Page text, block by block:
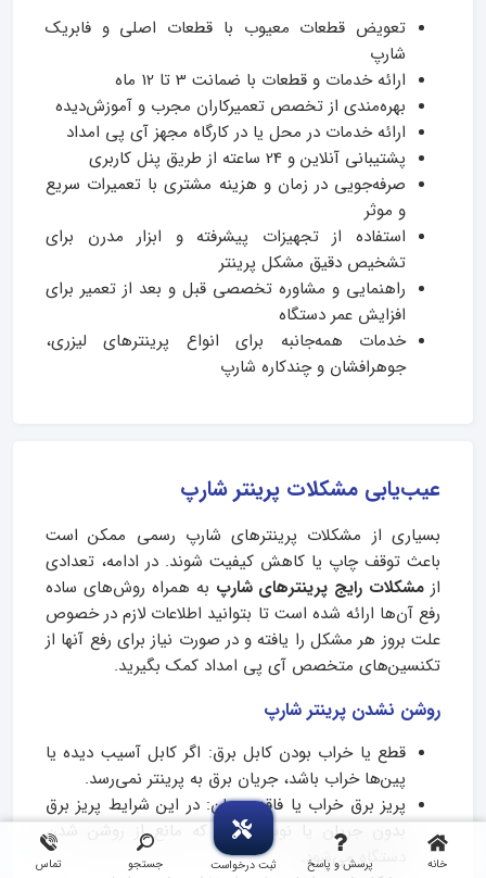
خانه پرسش و پاسخ ثبت درخواست جستجو تماس
تعویض قطعات معیوب با قطعات اصلی و فابریک
شارپ
ارائه خدمات و قطعات با ضمانت 3 تا 12 ماه
بهره‌مندی از تخصص تعمیرکاران مجرب و آموزش‌دیده
ارائه خدمات در محل یا در کارگاه مجهز آی‌ پی امداد
پشتیبانی آنلاین و 24 ساعته از طریق پنل کاربری
صرفه‌جویی در زمان و هزینه مشتری با تعمیرات سریع
و موثر
استفاده از تجهیزات پیشرفته و ابزار مدرن برای
تشخیص دقیق مشکل پرینتر
راهنمایی و مشاوره تخصصی قبل و بعد از تعمیر برای
افزایش عمر دستگاه
خدمات همه‌جانبه برای انواع پرینترهای لیزری،
جوهرافشان و چندکاره شارپ
عیب‌یابی مشکلات پرینتر شارپ
بسیاری از مشکلات پرینترهای شارپ رسمی ممکن است
باعث توقف چاپ یا کاهش کیفیت شوند. در ادامه، تعدادی
از مشکلات رایج پرینترهای شارپ به همراه روش‌های ساده
رفع آن‌ها ارائه شده است تا بتوانید اطلاعات لازم در خصوص
علت بروز هر مشکل را یافته و در صورت نیاز برای رفع آنها از
تکنسین‌های متخصص آی پی امداد کمک بگیرید.
روشن نشدن پرینتر شارپ
قطع یا خراب بودن کابل برق: اگر کابل آسیب دیده یا
پین‌ها خراب باشد، جریان برق به پرینتر نمی‌رسد.
پریز برق خراب یا فاقد جریان: در این شرایط پریز برق
بدون جریان یا نوسان دارد که مانع از روشن شدن
دستگاه می‌شود.